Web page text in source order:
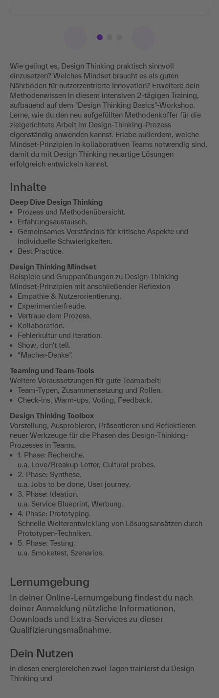
Wie gelingt es, Design Thinking praktisch sinnvoll
einzusetzen? Welches Mindset braucht es als guten
Nährboden für nutzerzentrierte Innovation? Erweitere dein
Methodenwissen in diesem intensiven 2-tägigen Training,
aufbauend auf dem "Design Thinking Basics"-Workshop.
Lerne, wie du den neu aufgefüllten Methodenkoffer für die
zielgerichtete Arbeit im Design-Thinking-Prozess
eigenständig anwenden kannst. Erlebe außerdem, welche
Mindset-Prinzipien in kollaborativen Teams notwendig sind,
damit du mit Design Thinking neuartige Lösungen
erfolgreich entwickeln kannst.
Inhalte
Deep Dive Design Thinking
Prozess und Methodenübersicht.
Erfahrungsaustausch.
Gemeinsames Verständnis für kritische Aspekte und
individuelle Schwierigkeiten.
Best Practice.
Design Thinking Mindset
Beispiele und Gruppenübungen zu Design-Thinking-
Mindset-Prinzipien mit anschließender Reflexion
Empathie & Nutzerorientierung.
Experimentierfreude.
Vertraue dem Prozess.
Kollaboration.
Fehlerkultur und Iteration.
Show, don't tell.
“Macher-Denke”.
Teaming und Team-Tools
Weitere Voraussetzungen für gute Teamarbeit:
Team-Typen, Zusammensetzung und Rollen.
Check-ins, Warm-ups, Voting, Feedback.
Design Thinking Toolbox
Vorstellung, Ausprobieren, Präsentieren und Reflektieren
neuer Werkzeuge für die Phasen des Design-Thinking-
Prozesses in Teams.
1. Phase: Recherche.
u.a. Love/Breakup Letter, Cultural probes.
2. Phase: Synthese.
u.a. Jobs to be done, User journey.
3. Phase: Ideation.
u.a. Service Blueprint, Werbung.
4. Phase: Prototyping.
Schnelle Weiterentwicklung von Lösungsansätzen durch
Prototypen-Techniken.
5. Phase: Testing.
u.a. Smoketest, Szenarios.
Lernumgebung
In deiner Online-Lernumgebung findest du nach
deiner Anmeldung nützliche Informationen,
Downloads und Extra-Services zu dieser
Qualifizierungsmaßnahme.
Dein Nutzen
In diesen energiereichen zwei Tagen trainierst du Design
Thinking und